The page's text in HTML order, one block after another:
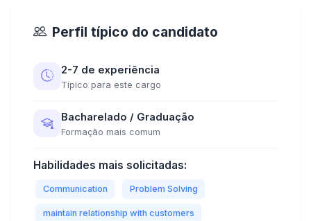
Perfil típico do candidato
2-7 de experiência
Típico para este cargo
Bacharelado / Graduação
Formação mais comum
Habilidades mais solicitadas:
Communication Problem Solving
maintain relationship with customers